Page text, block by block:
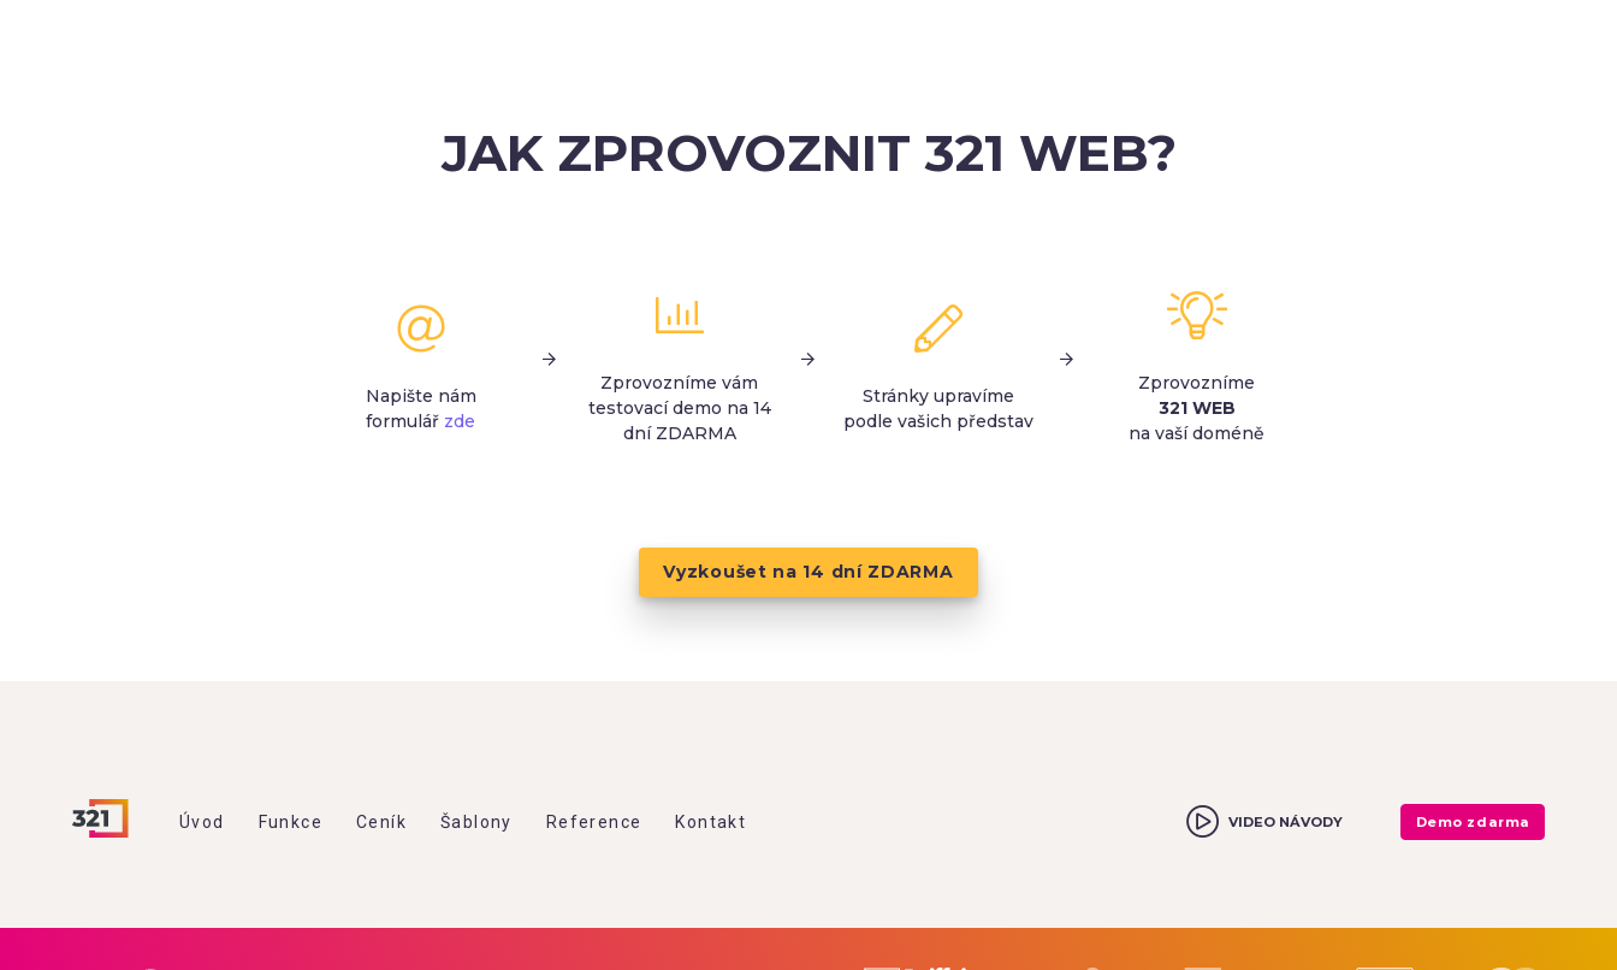
JAK ZPROVOZNIT 321 WEB?
Napište nám
formulář zde
Zprovozníme vám
testovací demo na 14
dní ZDARMA
Stránky upravíme
podle vašich představ
Zprovozníme
321 WEB
na vaší doméně
Vyzkoušet na 14 dní ZDARMA
Úvod Funkce Ceník Šablony Reference Kontakt VIDEO NÁVODY Demo zdarma